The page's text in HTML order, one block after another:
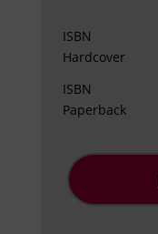
ISBN
Hardcover
ISBN
Paperback